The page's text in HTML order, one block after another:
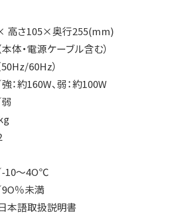
高さ105×奥行255(mm)
体・電源ケーブル含む）
50Hz/60Hz）
：約160W、弱：約100W
弱
-10～4O℃
％未満
本語取扱説明書